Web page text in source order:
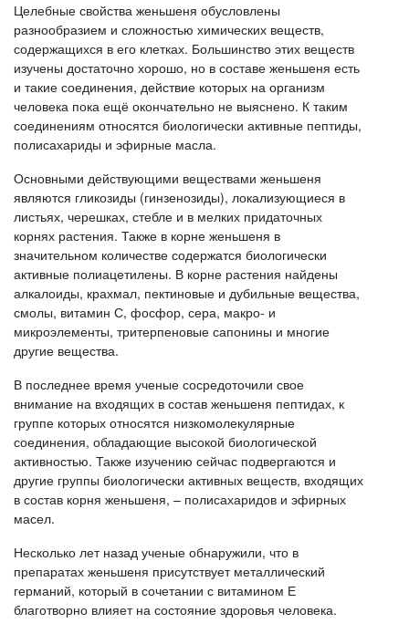
Целебные свойства женьшеня обусловлены
разнообразием и сложностью химических веществ,
содержащихся в его клетках. Большинство этих веществ
изучены достаточно хорошо, но в составе женьшеня есть
и такие соединения, действие которых на организм
человека пока ещё окончательно не выяснено. К таким
соединениям относятся биологически активные пептиды,
полисахариды и эфирные масла.
Основными действующими веществами женьшеня
являются гликозиды (гинзенозиды), локализующиеся в
листьях, черешках, стебле и в мелких придаточных
корнях растения. Также в корне женьшеня в
значительном количестве содержатся биологически
активные полиацетилены. В корне растения найдены
алкалоиды, крахмал, пектиновые и дубильные вещества,
смолы, витамин С, фосфор, сера, макро- и
микроэлементы, тритерпеновые сапонины и многие
другие вещества.
В последнее время ученые сосредоточили свое
внимание на входящих в состав женьшеня пептидах, к
группе которых относятся низкомолекулярные
соединения, обладающие высокой биологической
активностью. Также изучению сейчас подвергаются и
другие группы биологически активных веществ, входящих
в состав корня женьшеня, – полисахаридов и эфирных
масел.
Несколько лет назад ученые обнаружили, что в
препаратах женьшеня присутствует металлический
германий, который в сочетании с витамином Е
благотворно влияет на состояние здоровья человека.